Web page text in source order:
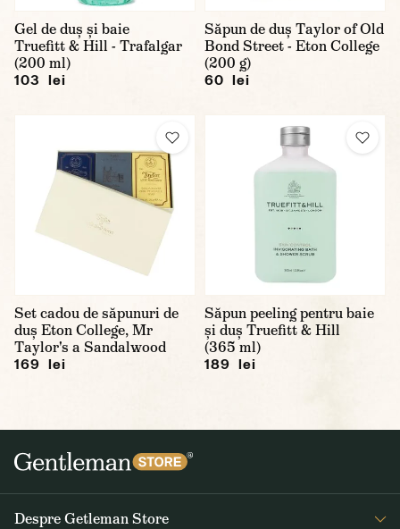
Gel de duș și baie
Truefitt & Hill - Trafalgar
(200 ml)
103 lei
Săpun de duș Taylor of Old
Bond Street - Eton College
(200 g)
60 lei
Set cadou de săpunuri de
duș Eton College, Mr
Taylor's a Sandalwood
169 lei
Săpun peeling pentru baie
și duș Truefitt & Hill
(365 ml)
189 lei
Despre Getleman Store